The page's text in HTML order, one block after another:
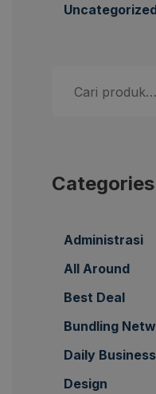
untuk:
Categories
Administrasi
All Around
Best Deal
Bundling
Daily Business
Design